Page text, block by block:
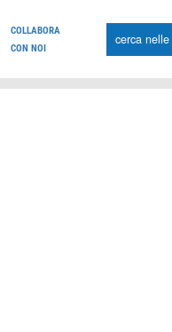
COLLABORA
CON NOI